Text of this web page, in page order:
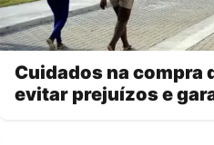
Cuidados na compra
evitar prejuízos e